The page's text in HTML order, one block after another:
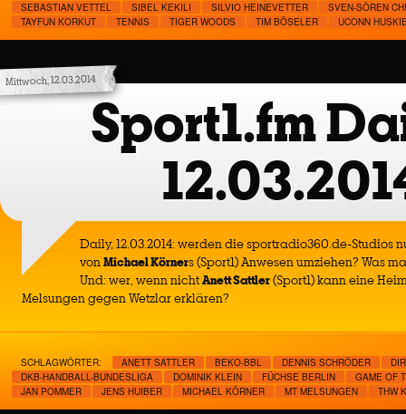
SEBASTIAN VETTEL
SIBEL KEKILI SILVIO HEINEVETTER
SVEN-SÖREN
TAYFUN KORKUT
TENNIS TIGER WOODS TIM BÖSELER UCONN
Mittwoch, 12.03.2014
Sport1.fm
Daily, 12.03.2014: werden die sportradio360.de-Studios
vonMichael Körners (Sport1) Anwesen umziehen? Was
Und: wer, wenn nichtAnett Sattler(Sport1) kann eine
Melsungen gegen Wetzlar erklären?
SCHLAGWÖRTER: ANETT SATTLER BEKO-BBL DENNIS SCHRÖDER
DKB-HANDBALL-BUNDESLIGA
DOMINIK KLEIN FÜCHSE BERLIN
GAME OF
JAN POMMER
JENS HUIBER MICHAEL KÖRNER MT MELSUNGEN THW